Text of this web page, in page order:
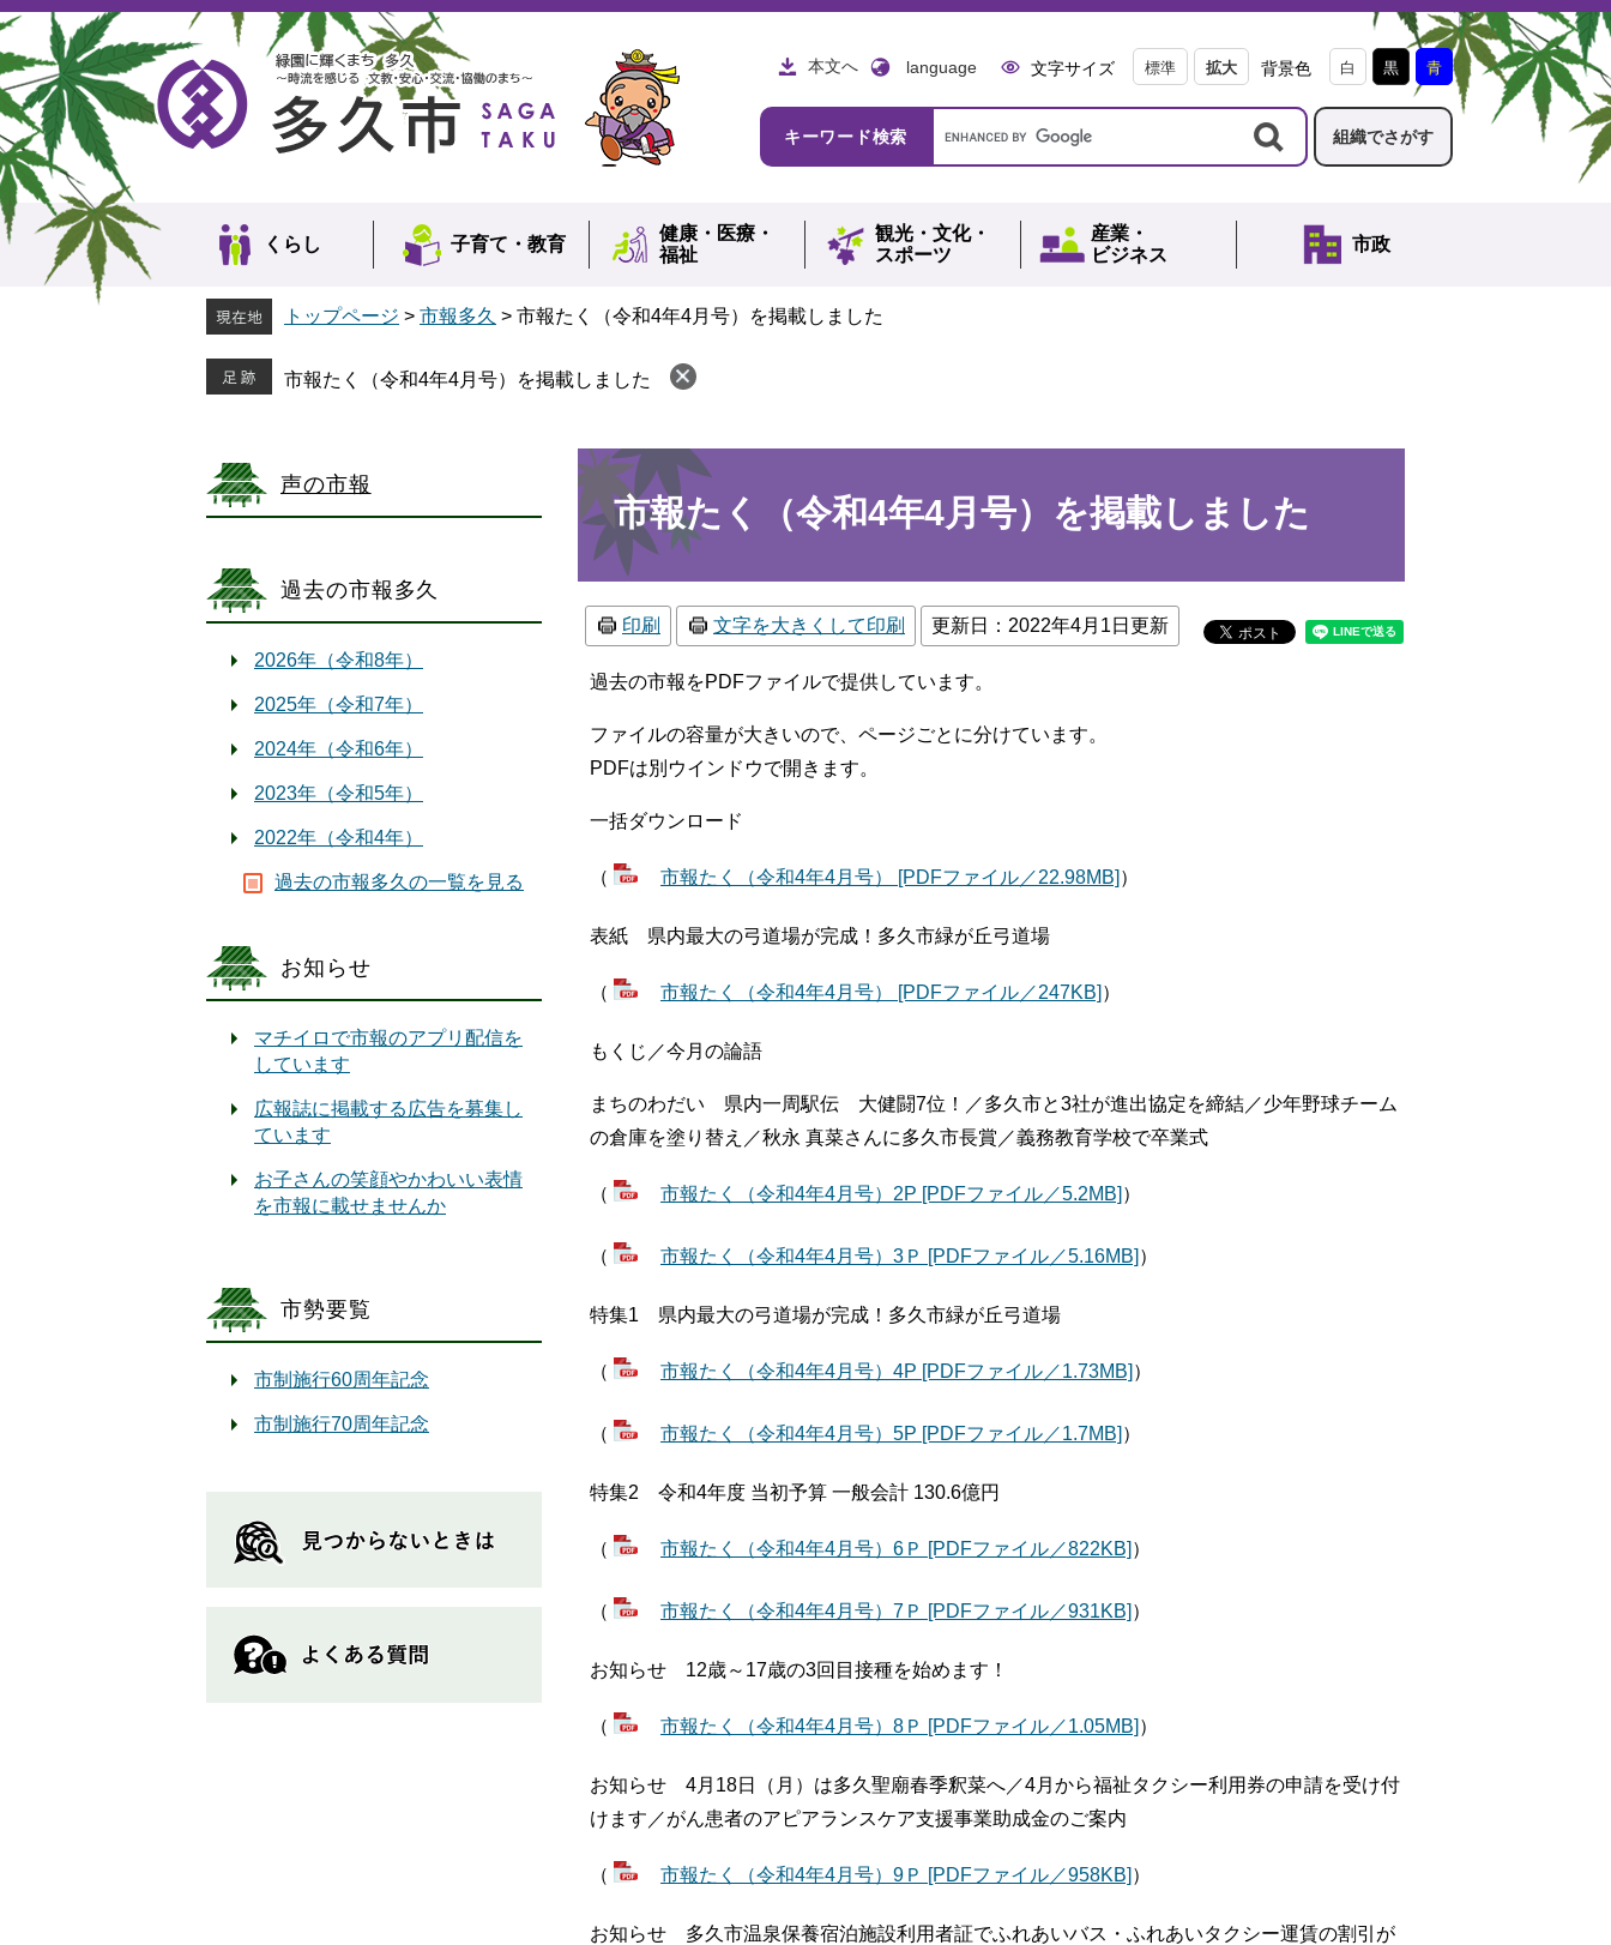
ペ
ー
ジ
の
先
頭
で
す。
メ
ニ
ュ
ー
を
飛
ば
し
て
本
本文へ language 文字サイズ 標準 拡大 背景色 白 黒 青
キーワード検索
カ
ス
検
索
組織でさがす
くらし 子育て・ 教育
健康・ 医療・
福祉
観光・ 文化・
スポーツ
産業・
ビジネス
市政
トップページ > 市報多久 > 市報たく（令和4年4月号）を掲載しました
市報たく（令和4年4月号）を掲載しました
声の市報
過去の市報多久
2026年（令和8年）
2025年（令和7年）
2024年（令和6年）
2023年（令和5年）
2022年（令和4年）
過去の市報多久の一覧を見る
お知らせ
マチイロで市報のアプリ配信を
しています
広報誌に掲載する広告を募集し
ています
お子さんの笑顔やかわいい表情
を市報に載せませんか
市勢要覧
市制施行60周年記念
市制施行70周年記念
本
文
市報たく（令和4年4月号）を掲載しました
印刷 文字を大きくして印刷 更新日：2022年4月1日更新
過去の市報をPDFファイルで提供しています。
ファイルの容量が大きいので、ページごとに分けています。
PDFは別ウインドウで開きます。
一括ダウンロード
（ 市報たく（令和4年4月号） [PDFファイル／22.98MB] ）
表紙 県内最大の弓道場が完成！多久市緑が丘弓道場
（ 市報たく（令和4年4月号） [PDFファイル／247KB] ）
もくじ／今月の論語
まちのわだい 県内一周駅伝 大健闘7位！／多久市と3社が進出協定を締結／少年野球チーム
の倉庫を塗り替え／秋永 真菜さんに多久市長賞／義務教育学校で卒業式
（ 市報たく（令和4年4月号）2P [PDFファイル／5.2MB] ）
（ 市報たく（令和4年4月号）3Ｐ [PDFファイル／5.16MB] ）
特集1 県内最大の弓道場が完成！多久市緑が丘弓道場
（ 市報たく（令和4年4月号）4P [PDFファイル／1.73MB] ）
（ 市報たく（令和4年4月号）5P [PDFファイル／1.7MB] ）
特集2 令和4年度 当初予算 一般会計 130.6億円
（ 市報たく（令和4年4月号）6Ｐ [PDFファイル／822KB] ）
（ 市報たく（令和4年4月号）7Ｐ [PDFファイル／931KB] ）
お知らせ 12歳～17歳の3回目接種を始めます！
（ 市報たく（令和4年4月号）8Ｐ [PDFファイル／1.05MB] ）
お知らせ 4月18日（月）は多久聖廟春季釈菜へ／4月から福祉タクシー利用券の申請を受け付
けます／がん患者のアピアランスケア支援事業助成金のご案内
（ 市報たく（令和4年4月号）9Ｐ [PDFファイル／958KB] ）
お知らせ 多久市温泉保養宿泊施設利用者証でふれあいバス・ふれあいタクシー運賃の割引が